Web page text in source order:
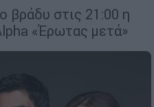
βράδυ στις 21:00 η
«Έρωτας μετά»